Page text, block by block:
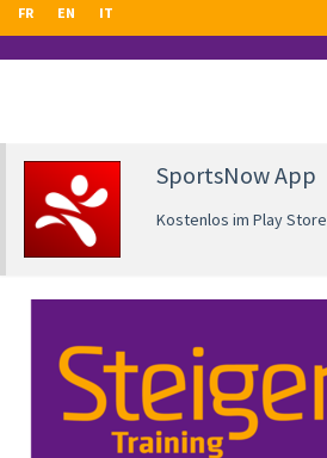
FR EN IT
SportsNow App
Kostenlos im Play Store